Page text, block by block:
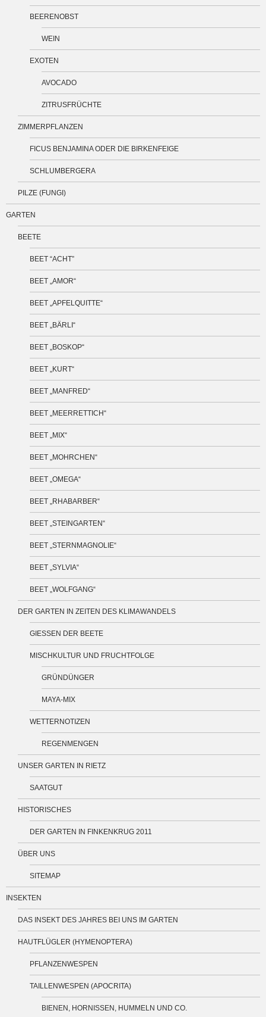
BEERENOBST
WEIN
EXOTEN
AVOCADO
ZITRUSFRÜCHTE
ZIMMERPFLANZEN
FICUS BENJAMINA ODER DIE BIRKENFEIGE
SCHLUMBERGERA
PILZE (FUNGI)
GARTEN
BEETE
BEET “ACHT”
BEET „AMOR“
BEET „APFELQUITTE“
BEET „BÄRLI“
BEET „BOSKOP“
BEET „KURT“
BEET „MANFRED“
BEET „MEERRETTICH“
BEET „MIX“
BEET „MOHRCHEN“
BEET „OMEGA“
BEET „RHABARBER“
BEET „STEINGARTEN“
BEET „STERNMAGNOLIE“
BEET „SYLVIA“
BEET „WOLFGANG“
DER GARTEN IN ZEITEN DES KLIMAWANDELS
GIESSEN DER BEETE
MISCHKULTUR UND FRUCHTFOLGE
GRÜNDÜNGER
MAYA-MIX
WETTERNOTIZEN
REGENMENGEN
UNSER GARTEN IN RIETZ
SAATGUT
HISTORISCHES
DER GARTEN IN FINKENKRUG 2011
ÜBER UNS
SITEMAP
INSEKTEN
DAS INSEKT DES JAHRES BEI UNS IM GARTEN
HAUTFLÜGLER (HYMENOPTERA)
PFLANZENWESPEN
TAILLENWESPEN (APOCRITA)
BIENEN, HORNISSEN, HUMMELN UND CO.